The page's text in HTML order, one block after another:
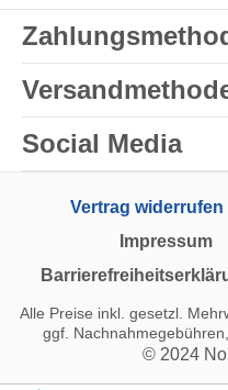
Social Media
Vertrag widerrufen
Impressum
Alle Preise inkl. gesetzl.
ggf.
© 2024